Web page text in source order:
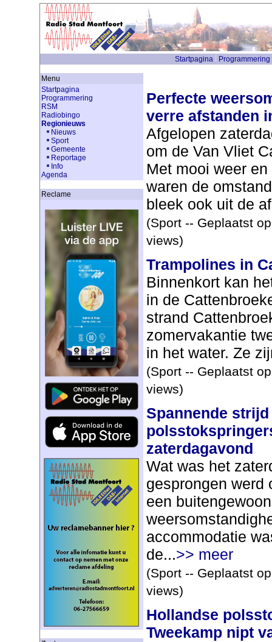
Startpagina Programmering
Menu
Startpagina
Programmering
RSM
Radiobingo
Regionieuws
Nieuws
Sport
Gemeente
Reportage
Info
Agenda
Reclame
Perfecte
verre afstanden
Afgelopen
om de Van Vliet
Met mooi weer
waren de
bleek ook uit de
(Sport -- Geplaatst
views)
Trampolines in
Binnenkort kan
in de
strand
zomervakantie
in het water. Ze
(Sport -- Geplaatst
views)
Spannende
zaterdagavond
Wat was het
gesprongen werd
een
accommodatie
de...>> meer
(Sport -- Geplaatst
views)
Hollandse
Tweekamp nipt